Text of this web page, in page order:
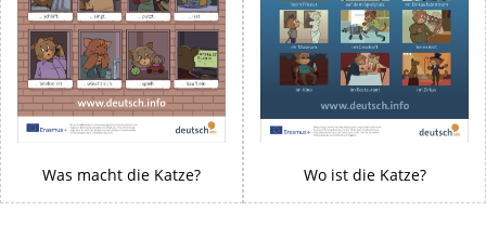
Was macht die Katze? Wo ist die Katze?